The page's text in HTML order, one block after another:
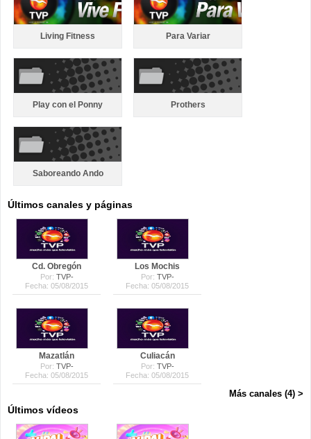
Living Fitness Para Variar
Play con el Ponny Prothers
Saboreando Ando
Últimos canales y páginas
Cd. Obregón
Por: TVP-
Fecha: 05/08/2015
Los Mochis
Por: TVP-
Fecha: 05/08/2015
Mazatlán
Por: TVP-
Fecha: 05/08/2015
Culiacán
Por: TVP-
Fecha: 05/08/2015
Más canales (4) >
Últimos vídeos